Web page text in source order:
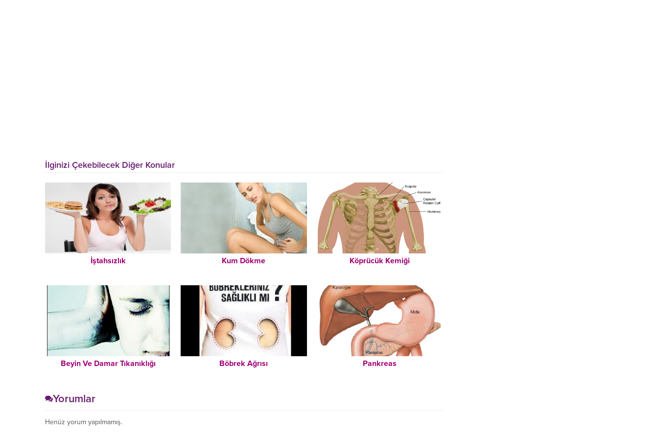
İlginizi Çekebilecek Diğer Konular
İştahsızlık Kum Dökme Köprücük Kemiği
Beyin Ve Damar Tıkanıklığı Böbrek Ağrısı Pankreas
Yorumlar
Henüz yorum yapılmamış.